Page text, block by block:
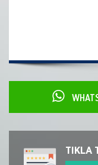
TIKLA